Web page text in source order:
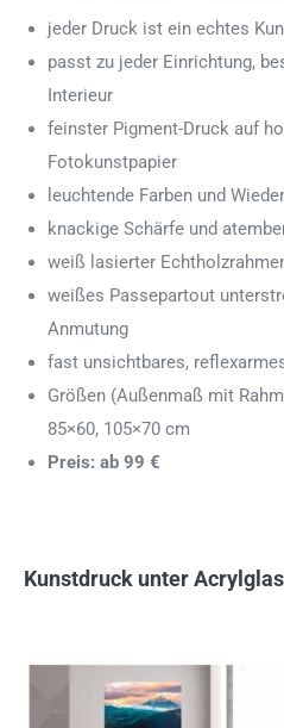
jeder Druck ist ein echtes
passt zu jeder Einrichtung,
Interieur
feinster Pigment-Druck auf
Fotokunstpapier
leuchtende Farben und
knackige Schärfe und
weiß lasierter
weißes Passepartout
Anmutung
fast unsichtbares,
Größen (Außenmaß mit
85×60, 105×70 cm
Preis: ab 99 €
Kunstdruck unter Acrylglas